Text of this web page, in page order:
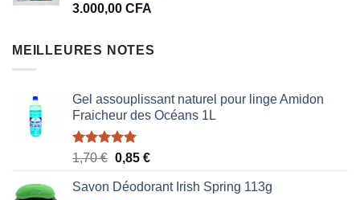
3.000,00 CFA
MEILLEURES NOTES
Gel assouplissant naturel pour linge Amidon
Fraicheur des Océans 1L
Note5.00
1,70€ Le
initial
0,85 €Le
actuel
Savon Déodorant Irish Spring 113g